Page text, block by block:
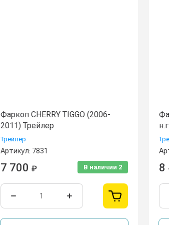
Фаркоп CHERRY TIGGO (2006-
2011) Трейлер
Трейлер
Артикул: 7831
В наличии 2
7 700 ₽ 8